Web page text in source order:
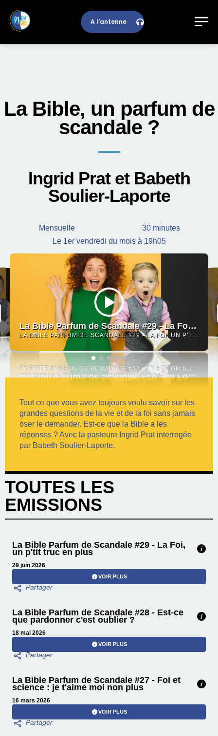
A l'antenne
La Bible, un parfum de
scandale ?
Ingrid Prat et Babeth
Soulier-Laporte
Mensuelle
30 minutes
Le 1er vendredi du mois à 19h05
La Bible Parfum de Scandale #29 - La Foi, un p'tit truc en plus
LA BIBLE PARFUM DE SCANDALE #29 - LA FOI, UN P'TIT TRUC EN PLUS
Tout ce que vous avez toujours voulu savoir sur les
grandes questions de la vie et de la foi sans jamais
oser le demander. Est-ce que la Bible a les
réponses ? Avec la pasteure Ingrid Prat interrogée
par Babeth Soulier-Laporte.
TOUTES LES
EMISSIONS
La Bible Parfum de Scandale #29 - La Foi,
un p'tit truc en plus
29 juin 2026
VOIR PLUS
La Bible Parfum de Scandale #28 - Est-ce
que pardonner c'est oublier ?
18 mai 2026
VOIR PLUS
La Bible Parfum de Scandale #27 - Foi et
science : je t'aime moi non plus
16 mars 2026
VOIR PLUS